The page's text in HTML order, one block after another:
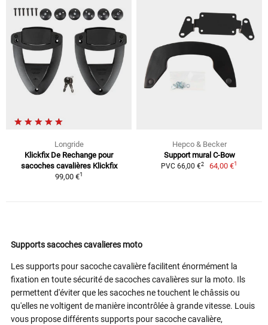
Longride
Klickfix De Rechange pour
sacoches cavalières Klickfix
99,00 €1
Hepco & Becker
Support mural C-Bow
PVC 66,00 €2 64,00 €1
Supports sacoches cavalieres moto
Les supports pour sacoche cavalière facilitent énormément la
fixation en toute sécurité de sacoches cavalières sur la moto. Ils
permettent d'éviter que les sacoches ne touchent le châssis ou
qu'elles ne voltigent de manière incontrôlée à grande vitesse. Louis
vous propose différents supports pour sacoche cavalière,